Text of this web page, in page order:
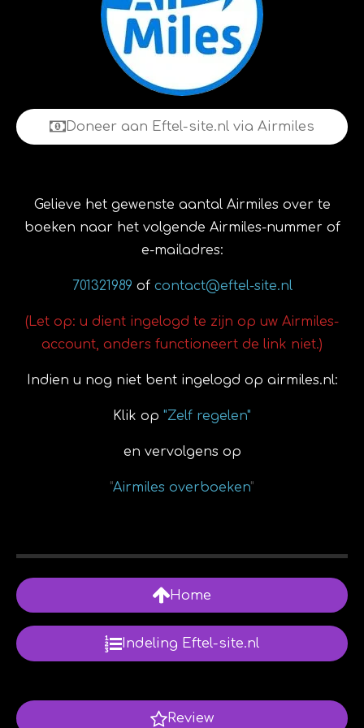
Doneer aan Eftel-site.nl via Airmiles
Gelieve het gewenste aantal Airmiles over te
boeken naar het volgende Airmiles-nummer of
e-mailadres:
701321989 ofcontact@eftel-site.nl
(Let op: u dient ingelogd te zijn op uw Airmiles-
account, anders functioneert de link niet.)
Indien u nog niet bent ingelogd op airmiles.nl:
Klik op "Zelf regelen"
en vervolgens op
"Airmiles overboeken"
Home
Indeling Eftel-site.nl
Review